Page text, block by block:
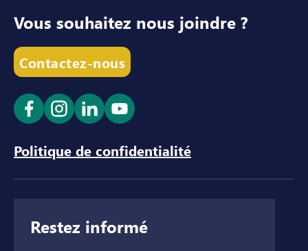
Vous souhaitez nous joindre ?
Contactez-nous
Ouvrir le lien dans un nouvel onglet
Ouvrir le lien dans un nouvel onglet
Ouvrir le lien dans un nouvel
Ouvrir le lien dans un
Politique de confidentialité
Restez informé